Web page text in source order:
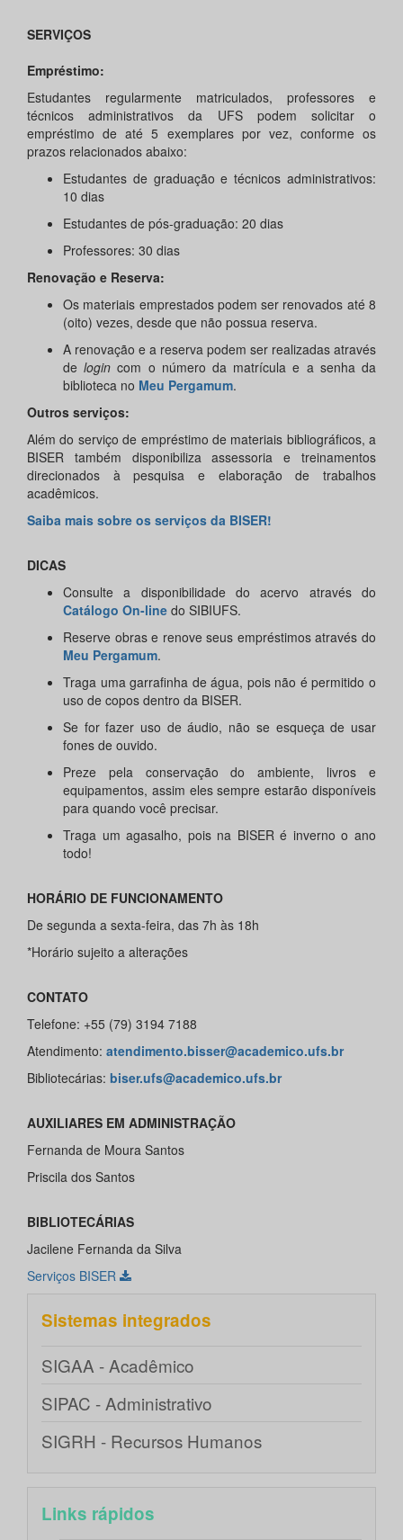
SERVIÇOS
Empréstimo:
Estudantes regularmente matriculados, professores e
técnicos administrativos da UFS podem solicitar o
empréstimo de até 5 exemplares por vez, conforme os
prazos relacionados abaixo:
Estudantes de graduação e técnicos administrativos:
10 dias
Estudantes de pós-graduação: 20 dias
Professores: 30 dias
Renovação e Reserva:
Os materiais emprestados podem ser renovados até 8
(oito) vezes, desde que não possua reserva.
A renovação e a reserva podem ser realizadas através
delogin com o número da matrícula e a senha da
biblioteca no Meu Pergamum.
Outros serviços:
Além do serviço de empréstimo de materiais bibliográficos, a
BISER também disponibiliza assessoria e treinamentos
direcionados à pesquisa e elaboração de trabalhos
acadêmicos.
Saiba mais sobre os serviços da BISER!
DICAS
Consulte a disponibilidade do acervo através do
Catálogo On-line do SIBIUFS.
Reserve obras e renove seus empréstimos através do
Meu Pergamum.
Traga uma garrafinha de água, pois não é permitido o
uso de copos dentro da BISER.
Se for fazer uso de áudio, não se esqueça de usar
fones de ouvido.
Preze pela conservação do ambiente, livros e
equipamentos, assim eles sempre estarão disponíveis
para quando você precisar.
Traga um agasalho, pois na BISER é inverno o ano
todo!
HORÁRIO DE FUNCIONAMENTO
De segunda a sexta-feira, das 7h às 18h
*Horário sujeito a alterações
CONTATO
Telefone: +55 (79) 3194 7188
Atendimento: atendimento.bisser@academico.ufs.br
Bibliotecárias: biser.ufs@academico.ufs.br
AUXILIARES EM ADMINISTRAÇÃO
Fernanda de Moura Santos
Priscila dos Santos
BIBLIOTECÁRIAS
Jacilene Fernanda da Silva
Serviços BISER
Sistemas integrados
SIGAA - Acadêmico
SIPAC - Administrativo
SIGRH - Recursos Humanos
Links rápidos